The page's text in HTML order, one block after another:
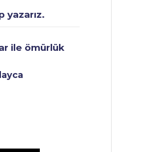
yazarız.
ile ömürlük